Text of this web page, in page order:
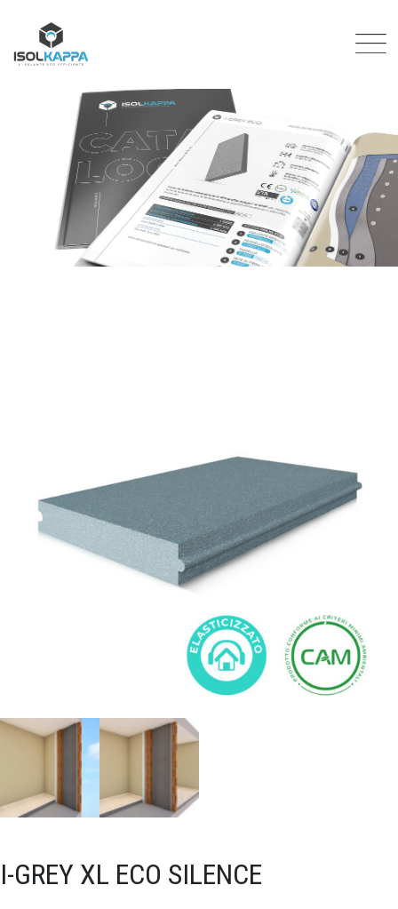
I-GREY XL ECO SILENCE